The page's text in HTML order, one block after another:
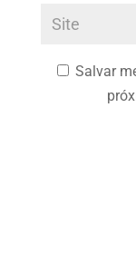
Salvar